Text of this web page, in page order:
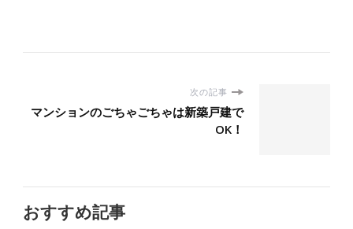
次の記事
マンションのごちゃごちゃは新築戸建で
OK！
おすすめ記事